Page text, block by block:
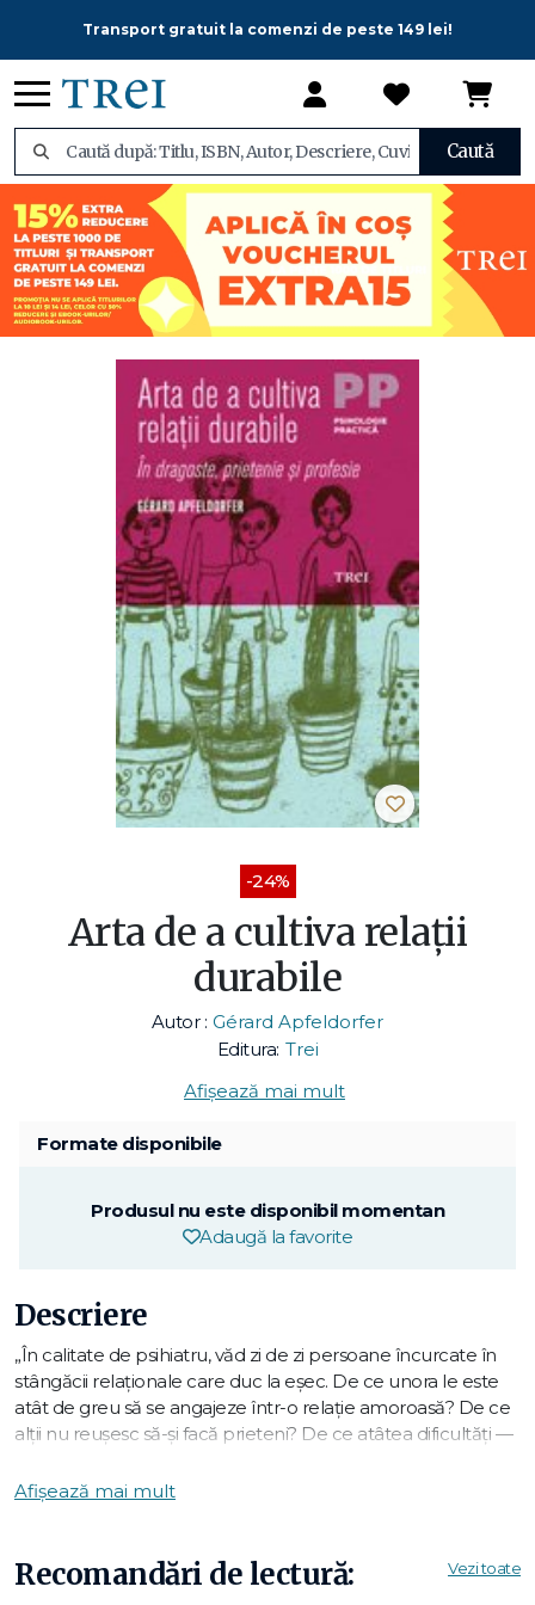
Transport gratuit la comenzi de peste 149 lei!
Caută
-24%
Arta de a cultiva relaţii
durabile
Autor : Gérard Apfeldorfer
Editura: Trei
Afișează mai mult
Formate disponibile
Produsul nu este disponibil momentan
Adaugă la favorite
Descriere
„În calitate de psihiatru, văd zi de zi persoane încurcate în
stângăcii relaţionale care duc la eşec. De ce unora le este
atât de greu să se angajeze într-o relaţie amoroasă? De ce
alţii nu reuşesc să-şi facă prieteni? De ce atâtea dificultăţi —
de ele? Cum să trăim durabil şi în armonie cu ceilalţi, în
exemplu: cu cât dai mai mult, cu atât primeşti mai mult —
când de fapt lucrurile stau exact invers. Sau: dialogul e de
Afișează mai mult
Recomandări de lectură: Vezi toate